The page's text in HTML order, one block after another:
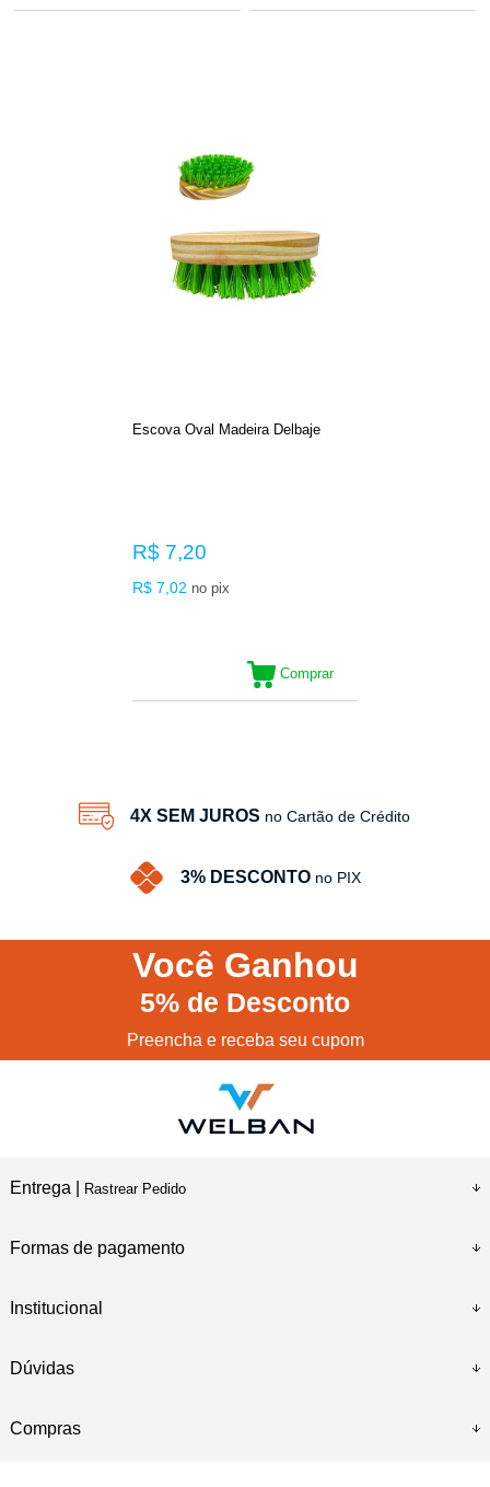
Escova Oval Madeira Delbaje
R$ 7,20
R$ 7,02 no pix
Comprar
4X SEM JUROS no Cartão de Crédito
3% DESCONTO no PIX
Você Ganhou
5% de Desconto
Preencha e receba seu cupom
Entrega | Rastrear Pedido
Formas de pagamento
Institucional
Dúvidas
Compras